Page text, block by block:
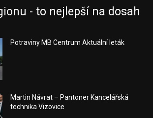
- to nejlepší na dosah
Potraviny MB Centrum Aktuální leták
Martin Návrat – Pantoner Kancelářská
technika Vizovice